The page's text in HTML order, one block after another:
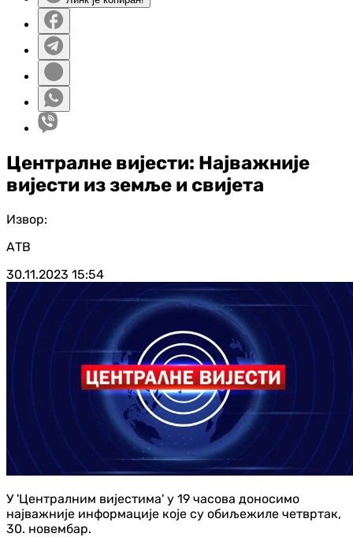
Централне вијести: Најважније
вијести из земље и свијета
Извор:
АТВ
30.11.2023 15:54
У 'Централним вијестима' у 19 часова доносимо
најважније информације које су обиљежиле четвртак,
30. новембар.